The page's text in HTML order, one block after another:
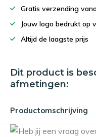
Gratis verzending
Jouw logo bedrukt op
Altijd de laagste prijs
Dit product is
afmetingen:
Productomschrijving